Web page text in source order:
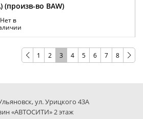
во BAW)
Нет в
1 2 3 4 5 6 7 8
ул. Урицкого 43А
«АВТОСИТИ» 2 этаж